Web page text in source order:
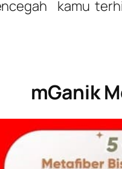
kamu
mGanik